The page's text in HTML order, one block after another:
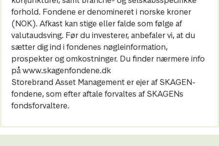
forhold. Fondene er denomineret i norske kroner
(NOK). Afkast kan stige eller falde som følge af
valutaudsving. Før du investerer, anbefaler vi, at du
sætter dig ind i fondenes nøgleinformation,
prospekter og omkostninger. Du finder nærmere info
på www.skagenfondene.dk
Storebrand Asset Management er ejer af SKAGEN-
fondene, som efter aftale forvaltes af SKAGENs
fondsforvaltere.